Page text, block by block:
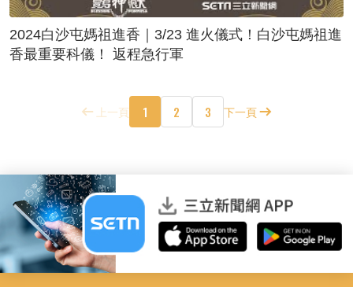
2024白沙屯媽祖進香｜3/23 進火儀式！白沙屯媽祖進
香最重要科儀！ 返程急行軍
上一頁 1 2 3 下一頁